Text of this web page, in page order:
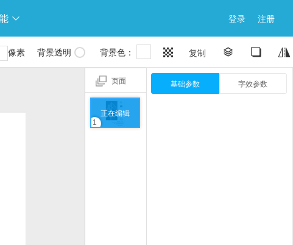
 登录 注册
像素 背景透明 背景色：  复制   
页面
正在编辑
1
基础参数 字效参数